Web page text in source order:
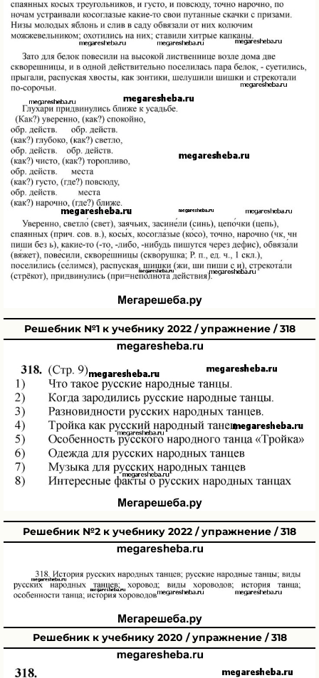
Решебник №1 к учебнику 2022 / упражнение / 318
Решебник №2 к учебнику 2022 / упражнение / 318
Решебник к учебнику 2020 / упражнение / 318